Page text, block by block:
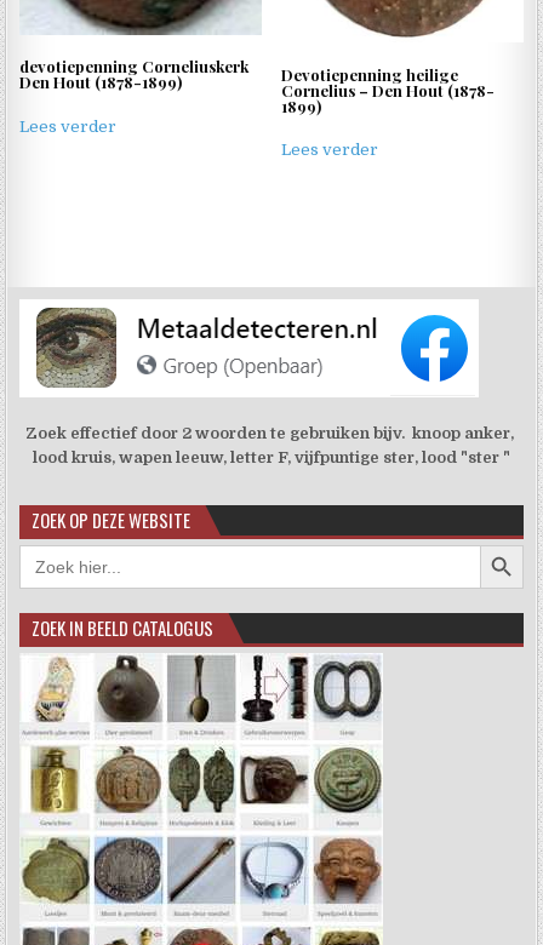
devotiepenning Corneliuskerk
Den Hout (1878-1899)
Lees verder
Devotiepenning heilige
Cornelius – Den Hout (1878-
1899)
Lees verder
Zoek effectief door 2 woorden te gebruiken bijv. knoop anker,
lood kruis, wapen leeuw, letter F, vijfpuntige ster, lood "ster "
ZOEK OP DEZE WEBSITE
Zoek
naar:
ZOEK IN BEELD CATALOGUS